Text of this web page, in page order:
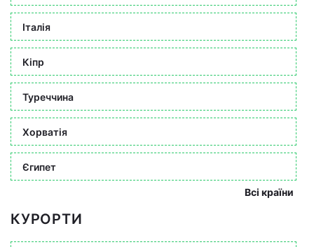
Італія
Кіпр
Туреччина
Хорватія
Єгипет
Всі країни
КУРОРТИ